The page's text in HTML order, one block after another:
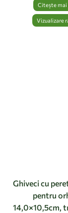
Citește mai
Vizualizare
Ghiveci cu
pentru
14,0×10,5cm,